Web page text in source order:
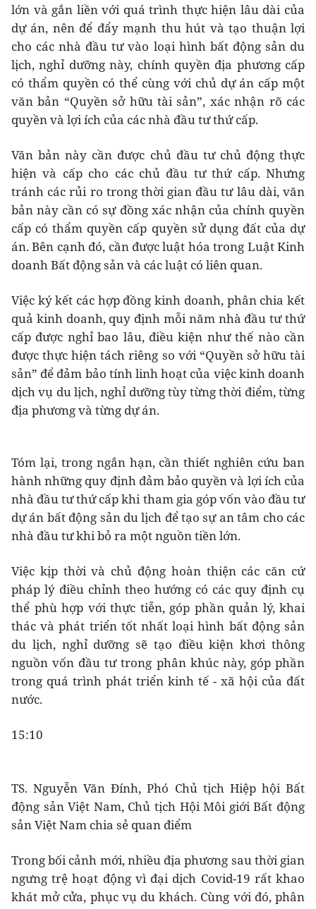
lớn và gắn liền với quá trình thực hiện lâu dài của
dự án, nên để đẩy mạnh thu hút và tạo thuận lợi
cho các nhà đầu tư vào loại hình bất động sản du
lịch, nghỉ dưỡng này, chính quyền địa phương cấp
có thẩm quyền có thể cùng với chủ dự án cấp một
văn bản “Quyền sở hữu tài sản”, xác nhận rõ các
quyền và lợi ích của các nhà đầu tư thứ cấp.
Văn bản này cần được chủ đầu tư chủ động thực
hiện và cấp cho các chủ đầu tư thứ cấp. Nhưng
tránh các rủi ro trong thời gian đầu tư lâu dài, văn
bản này cần có sự đồng xác nhận của chính quyền
cấp có thẩm quyền cấp quyền sử dụng đất của dự
án. Bên cạnh đó, cần được luật hóa trong Luật Kinh
doanh Bất động sản và các luật có liên quan.
Việc ký kết các hợp đồng kinh doanh, phân chia kết
quả kinh doanh, quy định mỗi năm nhà đầu tư thứ
cấp được nghỉ bao lâu, điều kiện như thế nào cần
được thực hiện tách riêng so với “Quyền sở hữu tài
sản” để đảm bảo tính linh hoạt của việc kinh doanh
dịch vụ du lịch, nghỉ dưỡng tùy từng thời điểm, từng
địa phương và từng dự án.
Tóm lại, trong ngắn hạn, cần thiết nghiên cứu ban
hành những quy định đảm bảo quyền và lợi ích của
nhà đầu tư thứ cấp khi tham gia góp vốn vào đầu tư
dự án bất động sản du lịch để tạo sự an tâm cho các
nhà đầu tư khi bỏ ra một nguồn tiền lớn.
Việc kịp thời và chủ động hoàn thiện các căn cứ
pháp lý điều chỉnh theo hướng có các quy định cụ
thể phù hợp với thực tiễn, góp phần quản lý, khai
thác và phát triển tốt nhất loại hình bất động sản
du lịch, nghỉ dưỡng sẽ tạo điều kiện khơi thông
nguồn vốn đầu tư trong phân khúc này, góp phần
trong quá trình phát triển kinh tế - xã hội của đất
nước.
15:10
TS. Nguyễn Văn Đính, Phó Chủ tịch Hiệp hội Bất
động sản Việt Nam, Chủ tịch Hội Môi giới Bất động
sản Việt Nam chia sẻ quan điểm
Trong bối cảnh mới, nhiều địa phương sau thời gian
ngưng trệ hoạt động vì đại dịch Covid-19 rất khao
khát mở cửa, phục vụ du khách. Cùng với đó, phân